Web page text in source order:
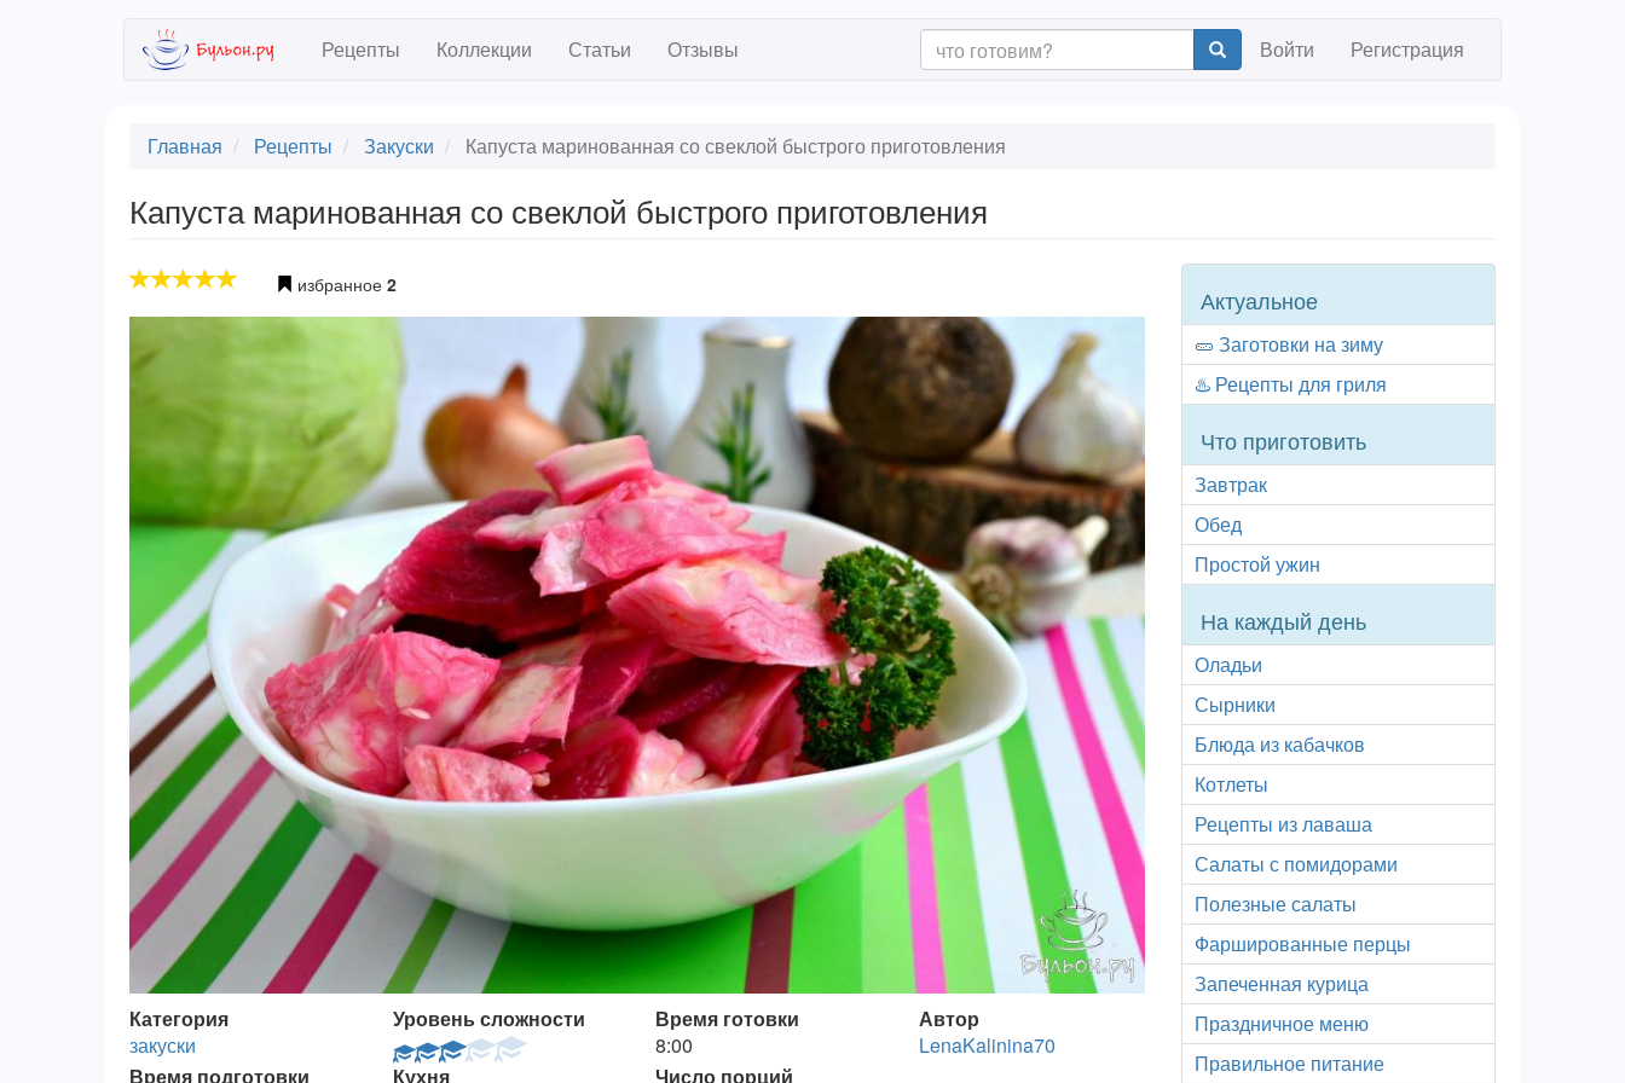
Рецепты Коллекции Статьи Отзывы Войти Регистрация
Главная Рецепты Закуски Капуста маринованная со свеклой быстрого приготовления
Капуста маринованная со свеклой быстрого приготовления
избранное 2
Категория
закуски
Уровень сложности
Время готовки
8:00
Автор
LenaKalinina70
Время подготовки
Кухня
Число порций
navigator
Актуальное
🥒 Заготовки на зиму
♨️ Рецепты для гриля
Что приготовить
Завтрак
Обед
Простой ужин
На каждый день
Оладьи
Сырники
Блюда из кабачков
Котлеты
Рецепты из лаваша
Салаты с помидорами
Полезные салаты
Фаршированные перцы
Запеченная курица
Праздничное меню
Правильное питание